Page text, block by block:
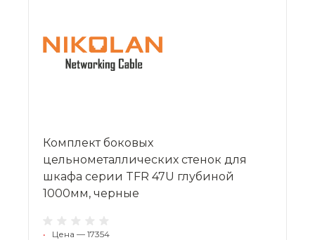
Комплект боковых
цельнометаллических стенок для
шкафа серии TFR 47U глубиной
1000мм, черные
• Цена — 17354